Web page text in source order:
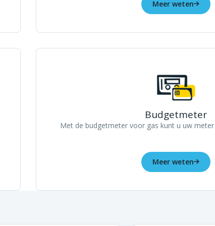
Meer weten
Budgetmeter
Met de budgetmeter voor gas kunt u uw
Meer weten